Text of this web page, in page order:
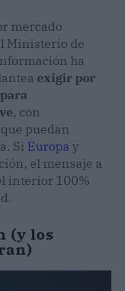
mercado
Ministerio de
ha
exigir por
, con
puedan
Si Europa y
el mensaje a
interior 100%
(y los